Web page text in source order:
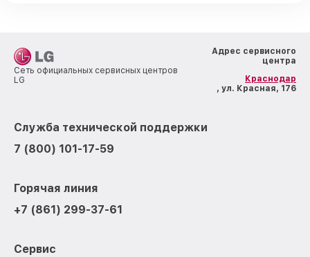
Сеть официальных сервисных центров
LG
Адрес сервисного
центра
Краснодар
, ул. Красная, 176
Служба технической поддержки
7 (800) 101-17-59
Горячая линия
+7 (861) 299-37-61
Сервис